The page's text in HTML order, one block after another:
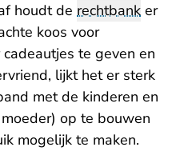
houdt de rechtbank er
koos voor
te geven en
lijkt het er sterk
met de kinderen en
op te bouwen
mogelijk te maken.